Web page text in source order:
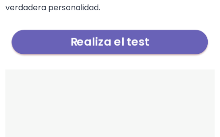
verdadera personalidad.
Realiza el test